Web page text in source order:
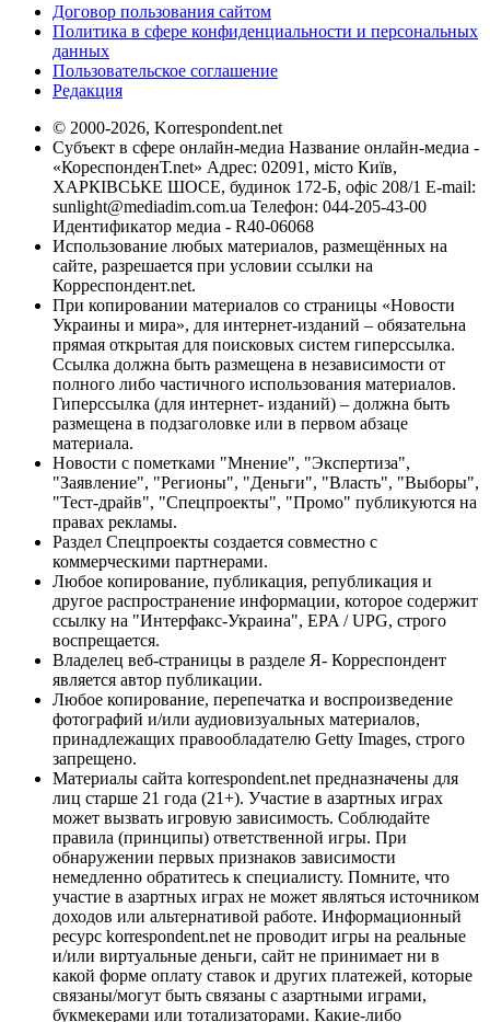
Договор пользования сайтом
Политика в сфере конфиденциальности и персональных
данных
Пользовательское соглашение
Редакция
© 2000-2026, Korrespondent.net
Субъект в сфере онлайн-медиа Название онлайн-медиа -
«КореспонденТ.net» Адрес: 02091, місто Київ,
ХАРКІВСЬКЕ ШОСЕ, будинок 172-Б, офіс 208/1 E-mail:
sunlight@mediadim.com.ua Телефон: 044-205-43-00
Идентификатор медиа - R40-06068
Использование любых материалов, размещённых на
сайте, разрешается при условии ссылки на
Корреспондент.net.
При копировании материалов со страницы «Новости
Украины и мира», для интернет-изданий – обязательна
прямая открытая для поисковых систем гиперссылка.
Ссылка должна быть размещена в независимости от
полного либо частичного использования материалов.
Гиперссылка (для интернет- изданий) – должна быть
размещена в подзаголовке или в первом абзаце
материала.
Новости с пометками "Мнение", "Экспертиза",
"Заявление", "Регионы", "Деньги", "Власть", "Выборы",
"Тест-драйв", "Спецпроекты", "Промо" публикуются на
правах рекламы.
Раздел Спецпроекты создается совместно с
коммерческими партнерами.
Любое копирование, публикация, републикация и
другое распространение информации, которое содержит
ссылку на "Интерфакс-Украина", EPA / UPG, строго
воспрещается.
Владелец веб-страницы в разделе Я- Корреспондент
является автор публикации.
Любое копирование, перепечатка и воспроизведение
фотографий и/или аудиовизуальных материалов,
принадлежащих правообладателю Getty Images, строго
запрещено.
Материалы сайта korrespondent.net предназначены для
лиц старше 21 года (21+). Участие в азартных играх
может вызвать игровую зависимость. Соблюдайте
правила (принципы) ответственной игры. При
обнаружении первых признаков зависимости
немедленно обратитесь к специалисту. Помните, что
участие в азартных играх не может являться источником
доходов или альтернативой работе. Информационный
ресурс korrespondent.net не проводит игры на реальные
и/или виртуальные деньги, сайт не принимает ни в
какой форме оплату ставок и других платежей, которые
связаны/могут быть связаны с азартными играми,
букмекерами или тотализаторами. Какие-либо